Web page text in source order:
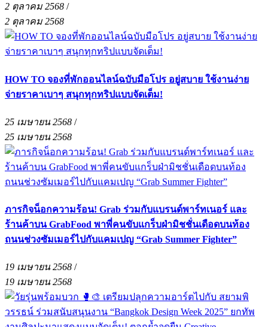
2 ตุลาคม 2568 /
2 ตุลาคม 2568
HOW TO จองที่พักออนไลน์ฉบับมือโปร อยู่สบาย ใช้งานง่าย
จ่ายราคาเบาๆ สนุกทุกทริปแบบจัดเต็ม!
25 เมษายน 2568 /
25 เมษายน 2568
ภารกิจน็อกความร้อน! Grab ร่วมกับแบรนด์พาร์ทเนอร์ และ
ร้านค้าบน GrabFood พาพี่คนขับแกร็บฝ่ามิชชั่นเดือดบนท้อง
ถนนช่วงซัมเมอร์ไปกับแคมเปญ “Grab Summer Fighter”
19 เมษายน 2568 /
19 เมษายน 2568